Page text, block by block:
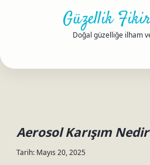
Güzellik
Doğal güzelliğe ilham
Aerosol Karışım Nedir
Tarih: Mayıs 20, 2025